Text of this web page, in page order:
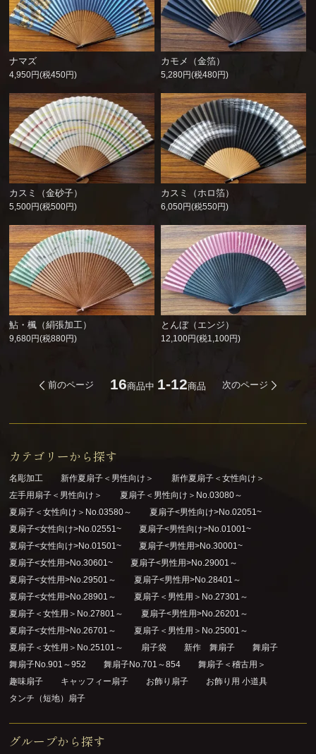
ナマズ
4,950円(税450円)
カモメ（金箔）
5,280円(税480円)
カスミ（金砂子）
5,500円(税500円)
カスミ（ホロ箔）
6,050円(税550円)
鮎・楓（絹張加工）
9,680円(税880円)
とんぼ（エンジ）
12,100円(税1,100円)
前のページ 16商品中 1-12商品 次のページ
カテゴリーから探す
名彫加工 新作夏扇子＜男性向け＞
新作夏扇子＜女性向け＞
左手用扇子＜男性向け＞
夏扇子＜男性向け＞No.03080～
夏扇子＜女性向け＞No.03580～
夏扇子<男性向け>No.02051~
夏扇子<女性向け>No.02551~
夏扇子<男性向け>No.01001~
夏扇子<女性向け>No.01501~
夏扇子<男性用>No.30001~
夏扇子<女性用>No.30601~
夏扇子<男性用>No.29001～
夏扇子<女性用>No.29501～
夏扇子<男性用>No.28401～
夏扇子<女性用>No.28901～
夏扇子＜男性用＞No.27301～
夏扇子＜女性用＞No.27801～
夏扇子<男性用>No.26201～
夏扇子<女性用>No.26701～
夏扇子＜男性用＞No.25001～
夏扇子＜女性用＞No.25101～
扇子袋 新作 舞扇子
舞扇子
舞扇子No.901～952
舞扇子No.701～854
舞扇子＜稽古用＞
趣味扇子
キャッフィー扇子 お飾り扇子
お飾り用 小道具
タンチ（短地）扇子
グループから探す